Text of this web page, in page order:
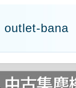
outlet-bana